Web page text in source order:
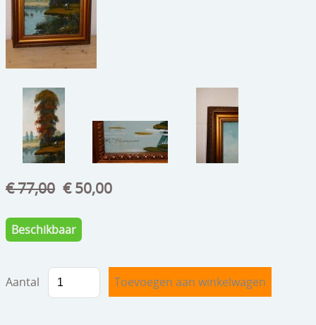
porselein/aardewerk
juwelen/horloges/brillen
medailles/munten/bankbiljetten
ets/tekening/litho/gravure
glaswerk
lamp/luchter
speelgoed
klokken
spiegels
tapijten
€ 77,00 € 50,00
Beschikbaar
Aantal